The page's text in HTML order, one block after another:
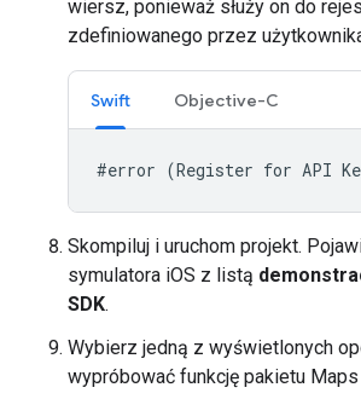
wiersz, ponieważ służy on do
zdefiniowanego przez
Swift Objective-C
#error (Register for API
Skompiluj i uruchom projekt.
symulatora iOS z listą
SDK.
Wybierz jedną z wyświetlonych
wypróbować funkcję pakietu Maps